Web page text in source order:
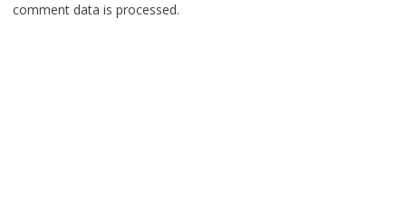
comment data is processed.